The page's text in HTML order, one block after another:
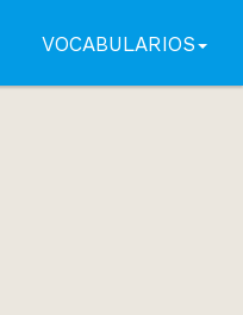
VOCABULARIOS